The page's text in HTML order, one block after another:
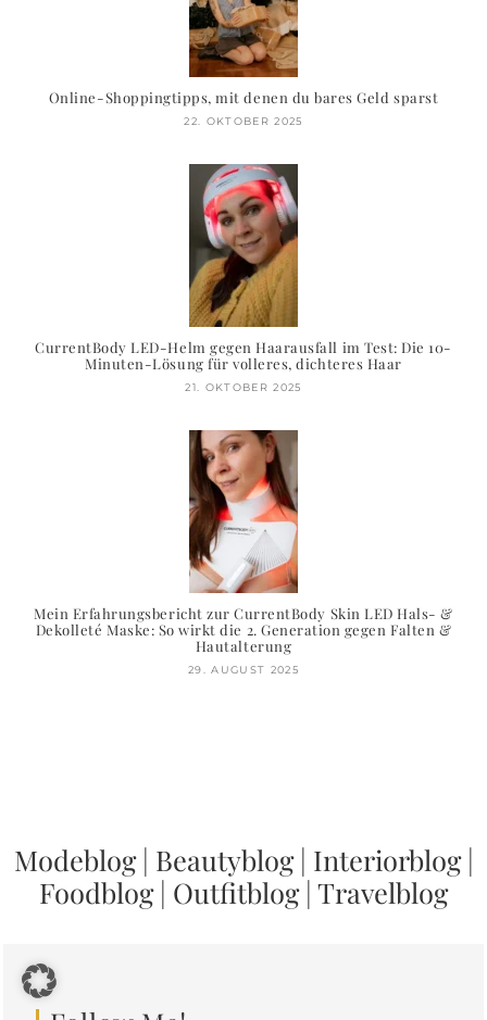
Online-Shoppingtipps, mit denen du bares Geld sparst
22. OKTOBER 2025
CurrentBody LED-Helm gegen Haarausfall im Test: Die 10-
Minuten-Lösung für volleres, dichteres Haar
21. OKTOBER 2025
Mein Erfahrungsbericht zur CurrentBody Skin LED Hals- &
Dekolleté Maske: So wirkt die 2. Generation gegen Falten &
Hautalterung
29. AUGUST 2025
Modeblog| Beautyblog| Interiorblog|
Foodblog| Outfitblog| Travelblog